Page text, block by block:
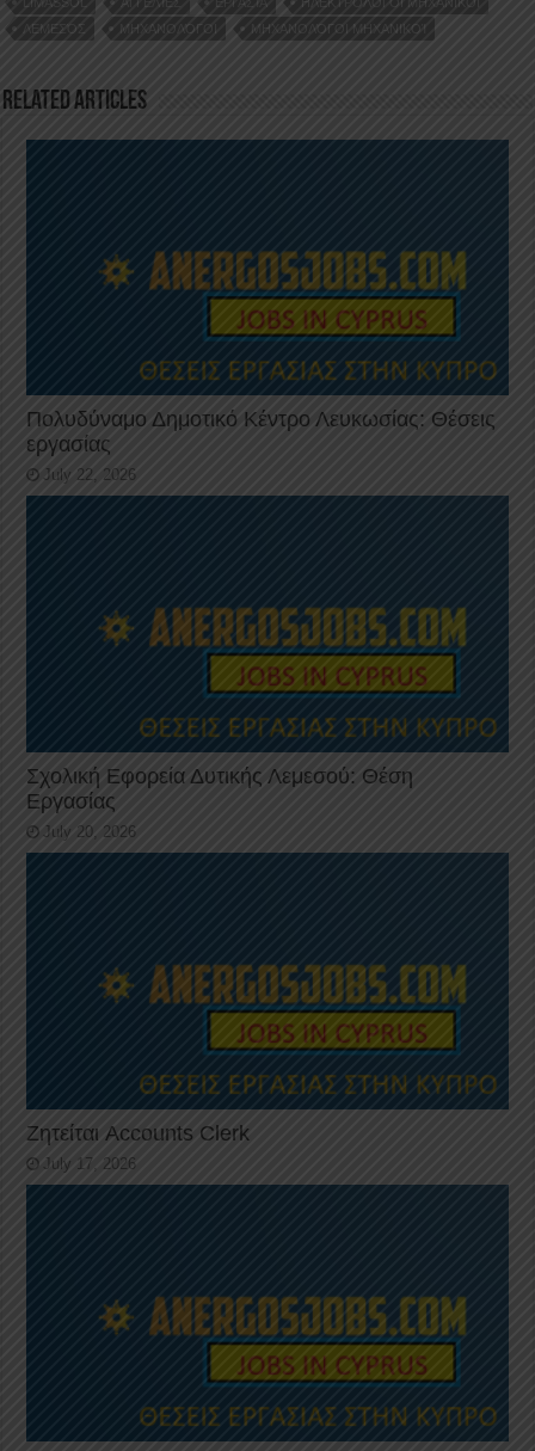
o
k
n
p
ΛΕΜΕΣΌΣ
ΜΗΧΑΝΟΛΌΓΟΙ ΜΗΧΑΝΟΛΌΓΟΙ ΜΗΧΑΝΙΚΟΊ
Related Articles
Πολυδύναμο Δημοτικό Κέντρο Λευκωσίας: Θέσεις
εργασίας
July 22, 2026
Σχολική Εφορεία Δυτικής Λεμεσού: Θέση
Εργασίας
July 20, 2026
Ζητείται Accounts Clerk
July 17, 2026